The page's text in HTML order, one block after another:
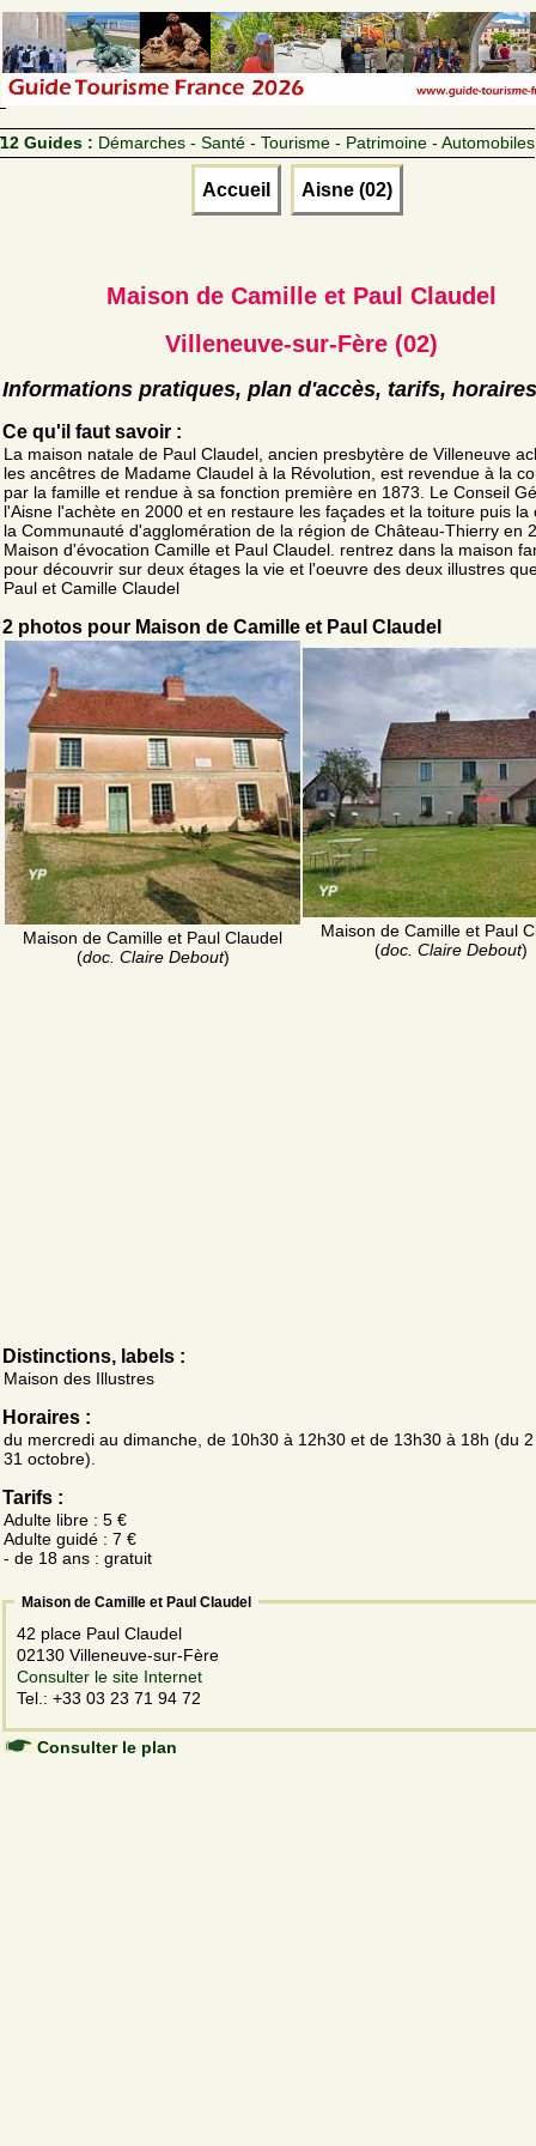
12 Guides : Démarches - Santé - Tourisme - Patrimoine - Automobiles
Accueil Aisne (02)
Maison de Camille et Paul Claudel
Villeneuve-sur-Fère (02)
Informations pratiques, plan d'accès, tarifs, horaires
Ce qu'il faut savoir :
La maison natale de Paul Claudel, ancien presbytère de Villeneuve
les ancêtres de Madame Claudel à la Révolution, est revendue à la
par la famille et rendue à sa fonction première en 1873. Le Conseil
l'Aisne l'achète en 2000 et en restaure les façades et la toiture puis la
la Communauté d'agglomération de la région de Château-Thierry en
Maison d'évocation Camille et Paul Claudel. rentrez dans la maison
pour découvrir sur deux étages la vie et l'oeuvre des deux illustres
Paul et Camille Claudel
2 photos pour Maison de Camille et Paul Claudel
Maison de Camille et Paul Claudel
(doc. Claire Debout)
Maison de Camille et Paul
(doc. Claire Debout)
Distinctions, labels :
Maison des Illustres
Horaires :
du mercredi au dimanche, de 10h30 à 12h30 et de 13h30 à 18h (du
31 octobre).
Tarifs :
Adulte libre : 5 €
Adulte guidé : 7 €
- de 18 ans : gratuit
Maison de Camille et Paul Claudel
42 place Paul Claudel
02130 Villeneuve-sur-Fère
Consulter le site Internet
Tel.: +33 03 23 71 94 72
Consulter le plan